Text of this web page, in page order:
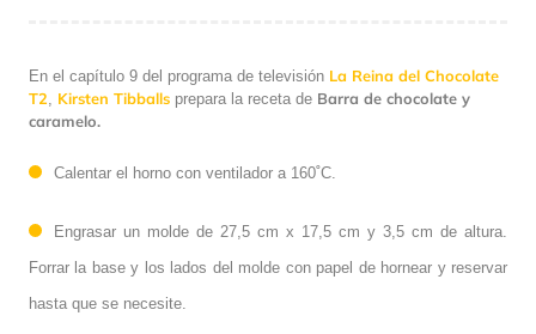
En el capítulo 9 del programa de televisión La Reina del Chocolate
T2
Kirsten Tibballs prepara la receta de Barra de chocolate y
caramelo.
Calentar el horno con ventilador a 160˚C.
Engrasar un molde de 27,5 cm x 17,5 cm y 3,5 cm de altura.
Forrar la base y los lados del molde con papel de hornear y reservar
hasta que se necesite.